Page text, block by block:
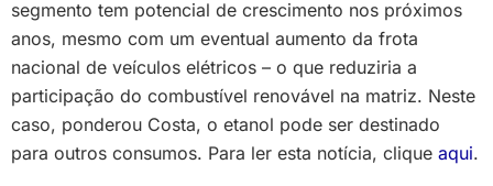
segmento tem potencial de crescimento nos próximos
anos, mesmo com um eventual aumento da frota
nacional de veículos elétricos – o que reduziria a
participação do combustível renovável na matriz. Neste
caso, ponderou Costa, o etanol pode ser destinado
para outros consumos. Para ler esta notícia, clique aqui.